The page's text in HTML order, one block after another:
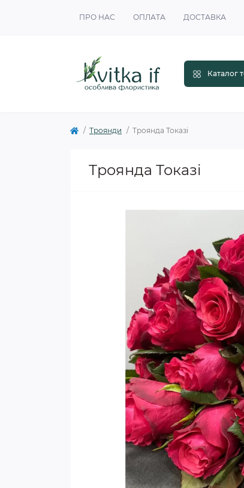
ПРО НАС ОПЛАТА ДОСТАВКА
Каталог
Троянди Троянда Токазі
Троянда Токазі